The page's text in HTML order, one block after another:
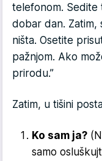
telefonom. Sedite
dobar dan. Zatim,
ništa. Osetite
pažnjom. Ako
prirodu.”
Zatim, u tišini
Ko sam ja?
samo